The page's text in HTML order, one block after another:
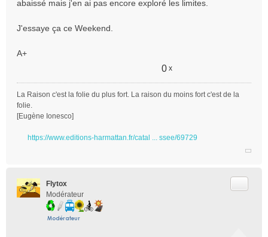
u
abaissé mais j'en ai pas encore exploré les limites.
J'essaye ça ce Weekend.
A+
0 x
La Raison c'est la folie du plus fort. La raison du moins fort c'est de la
folie.
[Eugène Ionesco]
https://www.editions-harmattan.fr/catal ... ssee/69729
Flytox
Modérateur